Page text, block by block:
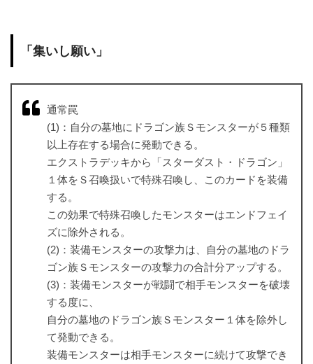
「集いし願い」
通常罠
(1)：自分の墓地にドラゴン族Ｓモンスターが５種類
以上存在する場合に発動できる。
エクストラデッキから「スターダスト・ドラゴン」
１体をＳ召喚扱いで特殊召喚し、このカードを装備
する。
この効果で特殊召喚したモンスターはエンドフェイ
ズに除外される。
(2)：装備モンスターの攻撃力は、自分の墓地のドラ
ゴン族Ｓモンスターの攻撃力の合計分アップする。
(3)：装備モンスターが戦闘で相手モンスターを破壊
する度に、
自分の墓地のドラゴン族Ｓモンスター１体を除外し
て発動できる。
装備モンスターは相手モンスターに続けて攻撃でき